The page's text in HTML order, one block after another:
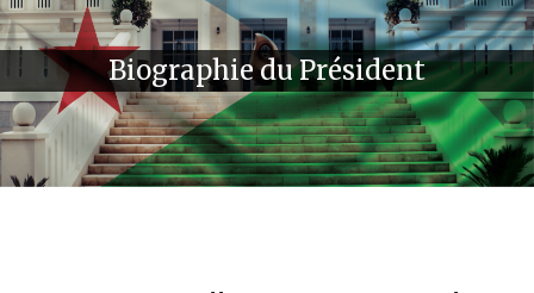
Biographie du Président